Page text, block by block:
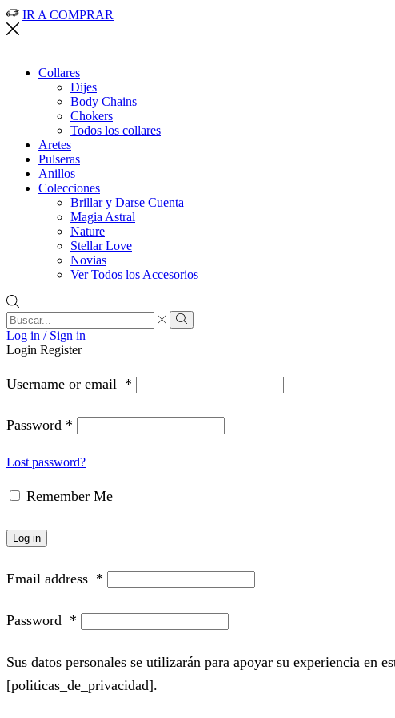
IR A COMPRAR
Collares
Dijes
Body Chains
Chokers
Todos los collares
Aretes
Pulseras
Anillos
Colecciones
Brillar y Darse Cuenta
Magia Astral
Nature
Stellar Love
Novias
Ver Todos los Accesorios
Search
input
Search
Log in / Sign in
Login Register
Username or email *
Password *
Lost password?
Remember Me
Log in
Email address *
Password *
Sus datos personales se utilizarán para apoyar su experiencia en
[politicas_de_privacidad].